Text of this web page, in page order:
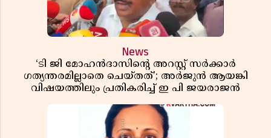
News
‘ടി ജി മോഹൻദാസിൻ്റെ അറസ്റ്റ് സർക്കാർ
ഗത്യന്തരമില്ലാതെ ചെയ്തത്’; അർജുൻ ആയങ്കി
വിഷയത്തിലും പ്രതികരിച്ച് ഇ പി ജയരാജൻ